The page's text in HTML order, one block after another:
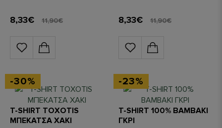
8,33€ 11,90€ 8,33€ 11,90€
-30%
T-SHIRT TOXOTIS
ΜΠΕΚΑΤΣΑ ΧΑΚΙ
-23%
T-SHIRT 100% ΒΑΜΒΑΚΙ
ΓΚΡΙ